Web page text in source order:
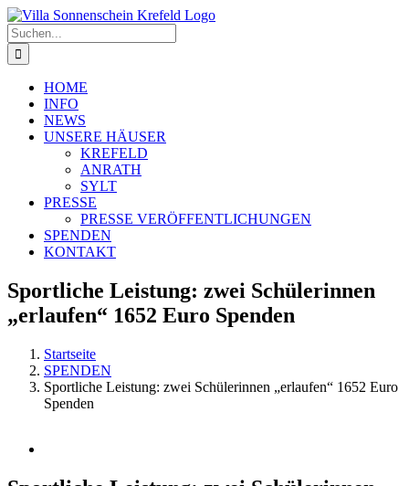
Zum
Inhalt
springen
Suche
nach:
HOME
INFO
NEWS
UNSERE HÄUSER
KREFELD
ANRATH
SYLT
PRESSE
PRESSE VERÖFFENTLICHUNGEN
SPENDEN
KONTAKT
Sportliche Leistung: zwei Schülerinnen
„erlaufen“ 1652 Euro Spenden
Startseite
SPENDEN
Sportliche Leistung: zwei Schülerinnen „erlaufen“ 1652 Euro
Spenden
Bild